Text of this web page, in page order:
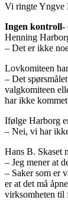
Vi ringte Yngve
Ingen kontroll-
Henning
– Det er ikke
Lovkomiteen
– Det
valgkomiteen
har ikke
Ifølge Harborg
– Nei, vi har
Hans B. Skaset
– Jeg mener at
– Saker som er
er at det må
virksomheten til